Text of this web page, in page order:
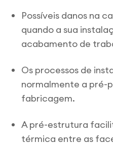
Possíveis danos na
quando a sua
acabamento de
Os processos de
normalmente a pré-
fabricagem.
A pré-estrutura
térmica entre as